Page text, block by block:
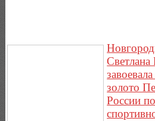
Светлана
золото
России по